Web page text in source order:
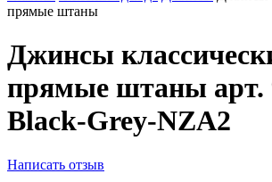
прямые штаны
Джинсы
прямые штаны арт.
Black-Grey-NZA2
Написать отзыв